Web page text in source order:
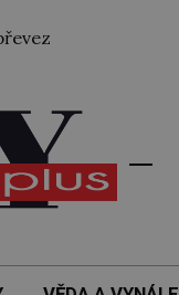
státní ministr